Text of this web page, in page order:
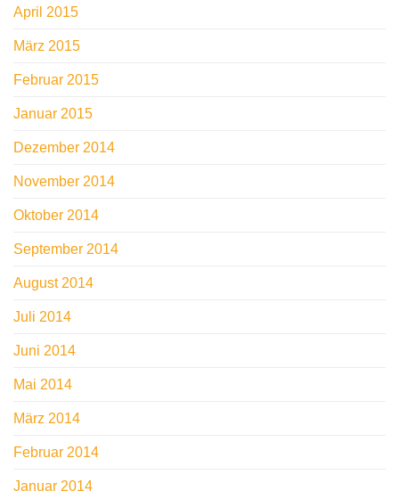
April 2015
März 2015
Februar 2015
Januar 2015
Dezember 2014
November 2014
Oktober 2014
September 2014
August 2014
Juli 2014
Juni 2014
Mai 2014
März 2014
Februar 2014
Januar 2014